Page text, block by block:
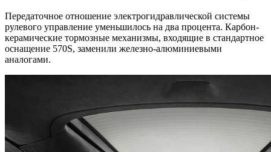
Передаточное отношение электрогидравлической системы
рулевого управление уменьшилось на два процента. Карбон-
керамические тормозные механизмы, входящие в стандартное
оснащение 570S, заменили железно-алюминиевыми
аналогами.